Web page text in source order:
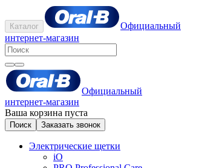
Каталог
Официальный
интернет-магазин
Официальный
интернет-магазин
Ваша корзина пуста
Поиск Заказать звонок
Электрические щетки
iO